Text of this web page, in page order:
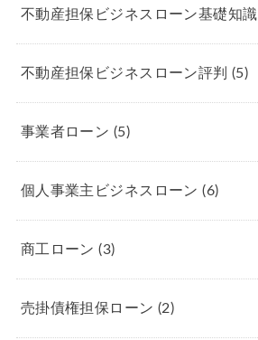
不動産担保ビジネスローン基礎知識
不動産担保ビジネスローン評判(5)
事業者ローン (5)
個人事業主ビジネスローン(6)
商工ローン(3)
売掛債権担保ローン (2)